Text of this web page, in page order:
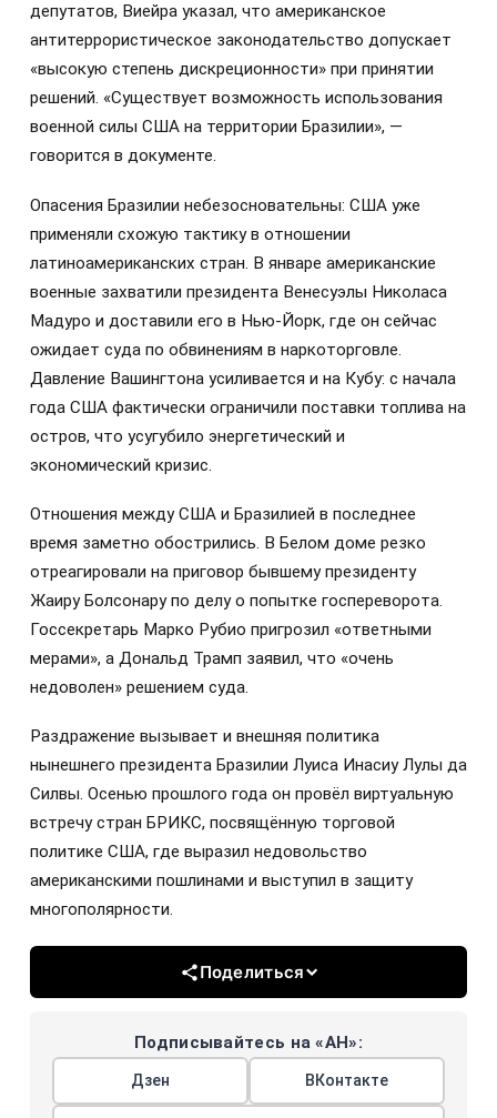
депутатов, Виейра указал, что американское
антитеррористическое законодательство допускает
«высокую степень дискреционности» при принятии
решений. «Существует возможность использования
военной силы США на территории Бразилии», —
говорится в документе.
Опасения Бразилии небезосновательны: США уже
применяли схожую тактику в отношении
латиноамериканских стран. В январе американские
военные захватили президента Венесуэлы Николаса
Мадуро и доставили его в Нью-Йорк, где он сейчас
ожидает суда по обвинениям в наркоторговле.
Давление Вашингтона усиливается и на Кубу: с начала
года США фактически ограничили поставки топлива на
остров, что усугубило энергетический и
экономический кризис.
Отношения между США и Бразилией в последнее
время заметно обострились. В Белом доме резко
отреагировали на приговор бывшему президенту
Жаиру Болсонару по делу о попытке госпереворота.
Госсекретарь Марко Рубио пригрозил «ответными
мерами», а Дональд Трамп заявил, что «очень
недоволен» решением суда.
Раздражение вызывает и внешняя политика
нынешнего президента Бразилии Луиса Инасиу Лулы да
Силвы. Осенью прошлого года он провёл виртуальную
встречу стран БРИКС, посвящённую торговой
политике США, где выразил недовольство
американскими пошлинами и выступил в защиту
многополярности.
Поделиться
Подписывайтесь на «АН»:
Дзен ВКонтакте